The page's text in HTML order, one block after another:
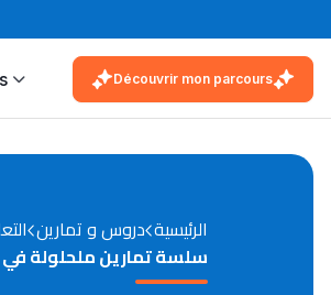
Découvrir mon parcours
الرئيسية دروس و تمارين
سلسة تمارين ملحلولة